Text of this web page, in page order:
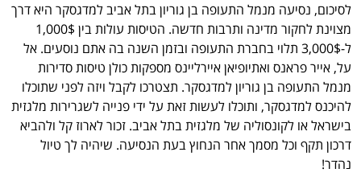
לסיכום, נסיעה מנמל התעופה בן גוריון בתל אביב למדגסקר היא דרך
מצוינת לחקור מדינה ותרבות חדשה. הטיסות עולות בין 1,000$
ל-3,000$ תלוי בחברת התעופה ובזמן השנה בה אתם נוסעים. אל
על, אייר פראנס ואתיופיאן איירליינס מספקות כולן טיסות סדירות
מנמל התעופה בן גוריון למדגסקר. תצטרכו לקבל ויזה לפני שתוכלו
להיכנס למדגסקר, ותוכלו לעשות זאת על ידי פנייה לשגרירות מלגזית
בישראל או לקונסוליה של מלגזית בתל אביב. זכור לארוז קל ולהביא
דרכון תקף וכל מסמך אחר הנחוץ בעת הנסיעה. שיהיה לך טיול
נהדר!